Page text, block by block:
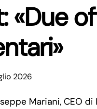
«Due
2026
Mariani, CEO di